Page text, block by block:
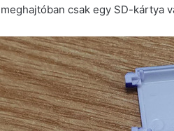
csak egy SD-kártya